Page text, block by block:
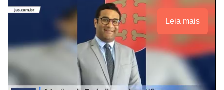
Leia mais